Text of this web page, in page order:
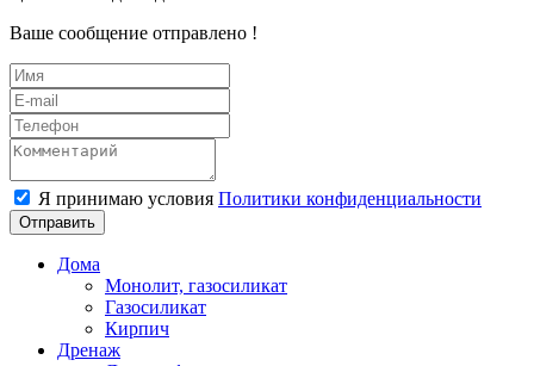
Ваше сообщение отправлено !
Я принимаю условия Политики конфиденциальности
Отправить
Дома
Монолит, газосиликат
Газосиликат
Кирпич
Дренаж